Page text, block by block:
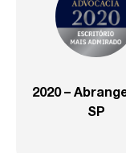
2020 –
SP